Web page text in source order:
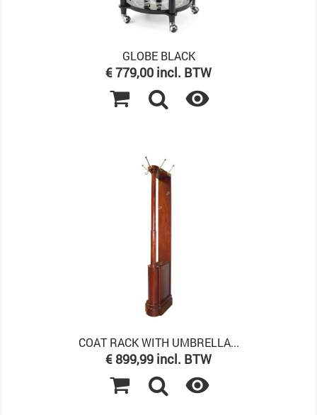
GLOBE BLACK
Prijs
€ 779,00 incl. BTW

COAT RACK WITH UMBRELLA...
Prijs
€ 899,99 incl. BTW
